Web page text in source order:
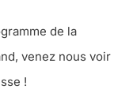
de la
venez nous voir
!